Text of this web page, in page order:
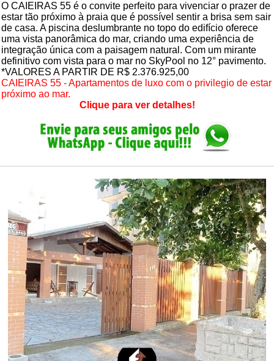
O CAIEIRAS 55 é o convite perfeito para vivenciar o prazer de
estar tão próximo à praia que é possível sentir a brisa sem sair
de casa. A piscina deslumbrante no topo do edifício oferece
uma vista panorâmica do mar, criando uma experiência de
integração única com a paisagem natural. Com um mirante
definitivo com vista para o mar no SkyPool no 12° pavimento.
*VALORES A PARTIR DE R$ 2.376.925,00
CAIEIRAS 55 - Apartamentos de luxo com o privilegio de estar
próximo ao mar.
Clique para ver detalhes!